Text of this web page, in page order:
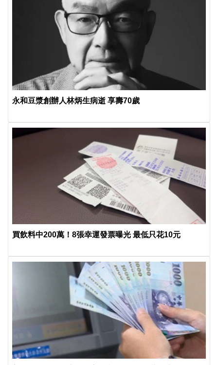
永和豆漿創辦人林炳生病逝 享壽70歲
買飲料中200萬！8張幸運發票曝光 最低只花10元